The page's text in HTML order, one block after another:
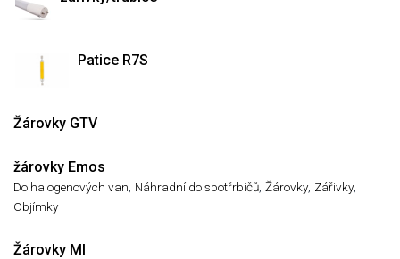
Patice R7S
Žárovky GTV
žárovky Emos
Do halogenových van, Náhradní do spotřrbičů, Žárovky, Zářivky,
Objímky
Žárovky MI